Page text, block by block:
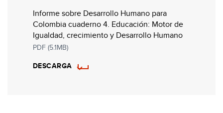
Informe sobre Desarrollo Humano para
Colombia cuaderno 4. Educación: Motor de
Igualdad, crecimiento y Desarrollo Humano
PDF (5.1MB)
DESCARGA